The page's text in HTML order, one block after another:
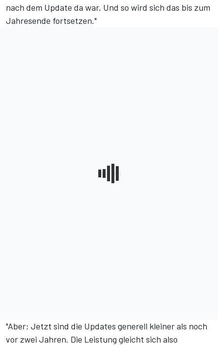
nach dem Update da war. Und so wird sich das bis zum
Jahresende fortsetzen."
"Aber: Jetzt sind die Updates generell kleiner als noch
vor zwei Jahren. Die Leistung gleicht sich also